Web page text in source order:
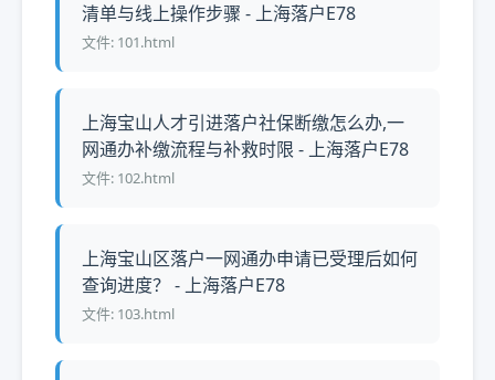
清单与线上操作步骤 - 上海落户E78
文件: 101.html
上海宝山人才引进落户社保断缴怎么办,一
网通办补缴流程与补救时限 - 上海落户E78
文件: 102.html
上海宝山区落户一网通办申请已受理后如何
查询进度？ - 上海落户E78
文件: 103.html